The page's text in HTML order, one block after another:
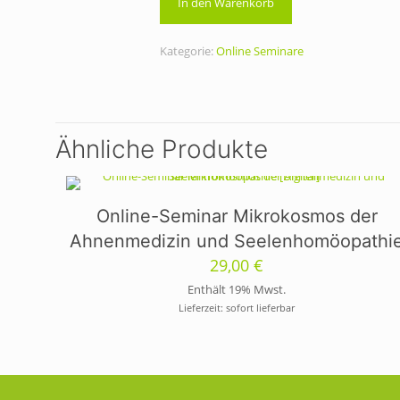
Kategorie:Online Seminare
Ähnliche Produkte
Online-Seminar Mikrokosmos der
Ahnenmedizin und
29,00€
Enthält 19% Mwst.
Lieferzeit: sofort lieferbar